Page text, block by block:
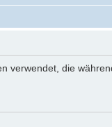
verwendet, die